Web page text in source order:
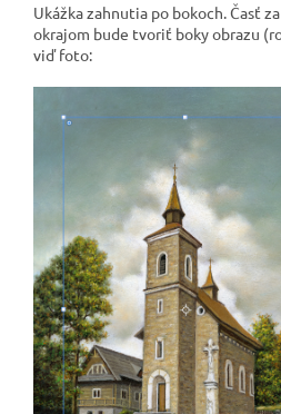
Ukážka zahnutia po bokoch. Časť
okrajom bude tvoriť boky obrazu
viď foto: